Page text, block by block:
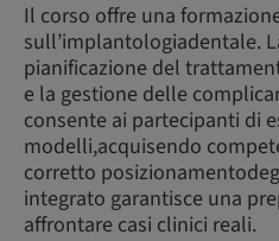
Il corso offre una
sull’implantologiadentale.
pianificazione del
e la gestione delle
consente ai partecipanti di
modelli,acquisendo
corretto
integrato garantisce una
affrontare casi clinici reali.